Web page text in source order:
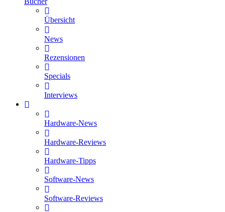
Übersicht
News
Rezensionen
Specials
Interviews
Hardware-News
Hardware-Reviews
Hardware-Tipps
Software-News
Software-Reviews